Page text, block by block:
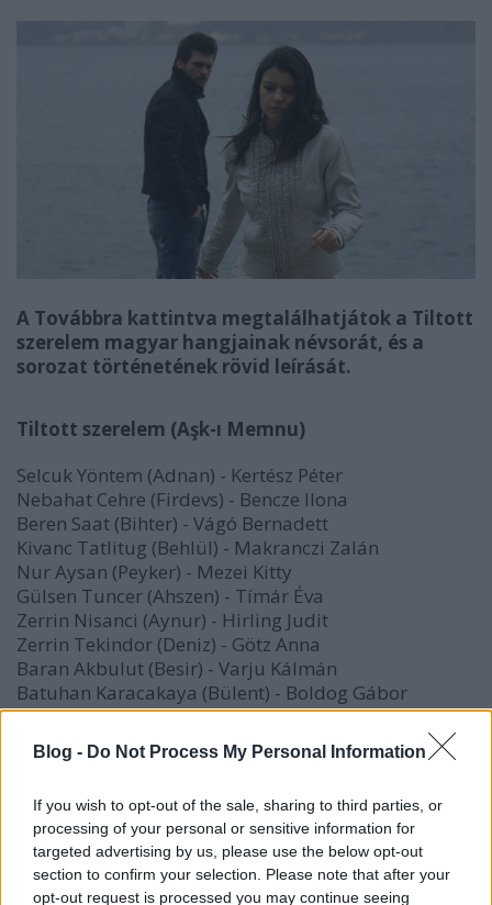
Blog - Do Not Process My Personal Information
If you wish to opt-out of the sale, sharing to third parties, or
processing of your personal or sensitive information for
targeted advertising by us, please use the below opt-out
section to confirm your selection. Please note that after your
opt-out request is processed you may continue seeing
A Továbbra kattintva megtalálhatjátok a Tiltott
szerelem magyar hangjainak névsorát, és a
sorozat történetének rövid leírását.
Tiltott szerelem (Aşk-ı Memnu)
Selcuk Yöntem (Adnan) - Kertész Péter
Nebahat Cehre (Firdevs) - Bencze Ilona
Beren Saat (Bihter) - Vágó Bernadett
Kivanc Tatlitug (Behlül) - Makranczi Zalán
Nur Aysan (Peyker) - Mezei Kitty
Gülsen Tuncer (Ahszen) - Tímár Éva
Zerrin Nisanci (Aynur) - Hirling Judit
Zerrin Tekindor (Deniz) - Götz Anna
Baran Akbulut (Besir) - Varju Kálmán
Batuhan Karacakaya (Bülent) - Boldog Gábor
Pelin Ermis (Cemile) -Csuha Bori
Eda Özerkan (Ezel
Bálizs Anett
Recep Aktug (Hilmi) -Németh Gábor
Münir Akca (Melih) - Szokolay Ottó
Evren Duyal (Nesrin) -Hullan Zsuzsa
Hazal Kaya (Nihal ) - Lamboni Anna
Ilker Kizmaz (Nihat) -Magyar Bálint